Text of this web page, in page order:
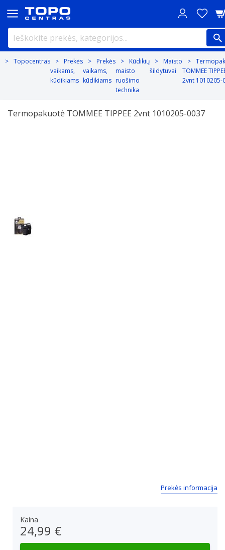
Topocentras
Prekės
vaikams,
kūdikiams
Prekės
vaikams,
kūdikiams
Kūdikių
maisto
ruošimo
technika
Maisto
šildytuvai
TOMMEE
2vnt 1010205-
Termopakuotė TOMMEE TIPPEE 2vnt 1010205-0037
Prekės informacija
Kaina
24,99 €